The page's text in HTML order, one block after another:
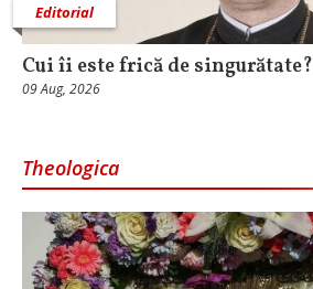
Editorial
Cui îi este frică de singurătate?
09 Aug, 2026
Theologica